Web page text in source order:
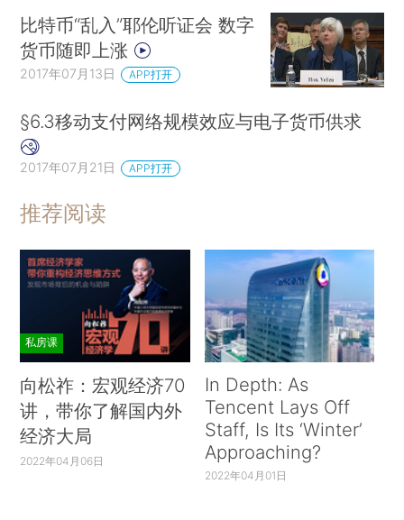
比特币“乱入”耶伦听证会 数字
货币随即上涨
2017年07月13日 APP打开
§6.3移动支付网络规模效应与电子货币供求
2017年07月21日 APP打开
推荐阅读
私房课
向松祚：宏观经济70
讲，带你了解国内外
经济大局
2022年04月06日
In Depth: As
Tencent Lays Off
Staff, Is Its ‘Winter’
Approaching?
2022年04月01日